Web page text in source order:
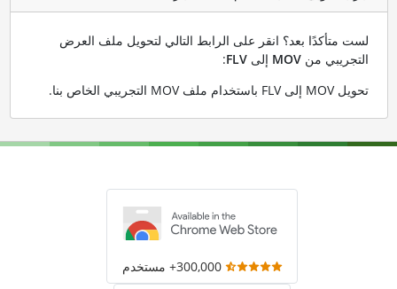
لست متأكدًا بعد؟ انقر على الرابط التالي لتحويل ملف العرض
التجريبي من MOVإلى FLV
:
تحويل MOV إلى FLV باستخدام ملف MOV التجريبي الخاص بنا
.
300,000+ مستخدم